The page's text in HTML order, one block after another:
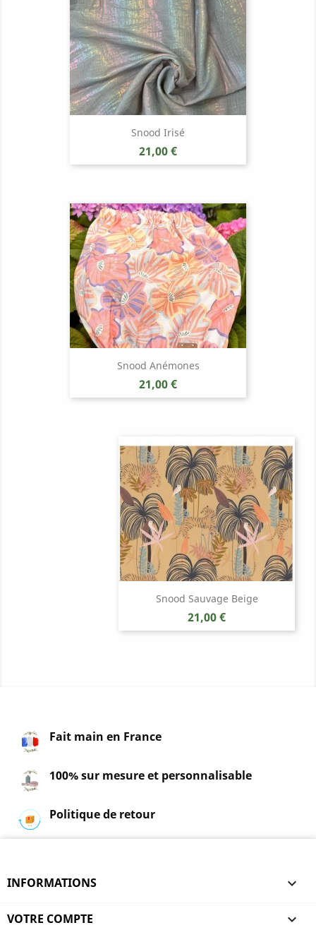
Snood Irisé
Prix
21,00 €
Snood Anémones
Prix
21,00 €
Snood Sauvage Beige
Prix
21,00 €
Fait main en France
100% sur mesure et personnalisable
Politique de retour
INFORMATIONS 
VOTRE COMPTE 